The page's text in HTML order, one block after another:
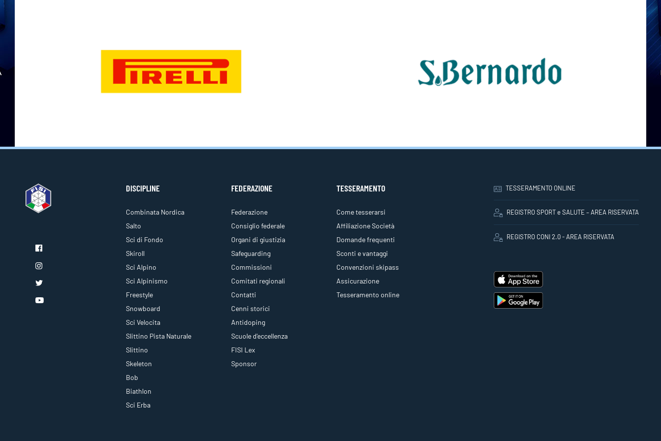
DISCIPLINE
Combinata Nordica
Salto
Sci di Fondo
Skiroll
Sci Alpino
Sci Alpinismo
Freestyle
Snowboard
Sci Velocita
Slittino Pista Naturale
Slittino
Skeleton
Bob
Biathlon
Sci Erba
FEDERAZIONE
Federazione
Consiglio federale
Organi di giustizia
Safeguarding
Commissioni
Comitati regionali
Contatti
Cenni storici
Antidoping
Scuole d'eccellenza
FISI Lex
Sponsor
TESSERAMENTO
Come tesserarsi
Affiliazione Società
Domande frequenti
Sconti e vantaggi
Convenzioni skipass
Assicurazione
Tesseramento online
TESSERAMENTO ONLINE
REGISTRO SPORT e SALUTE – AREA RISERVATA
REGISTRO CONI 2.0 - AREA RISERVATA